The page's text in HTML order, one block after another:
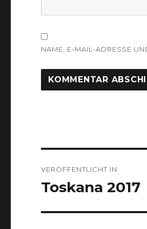
NAME, E-MAIL-ADRESSE
VERÖFFENTLICHT IN
Toskana 2017